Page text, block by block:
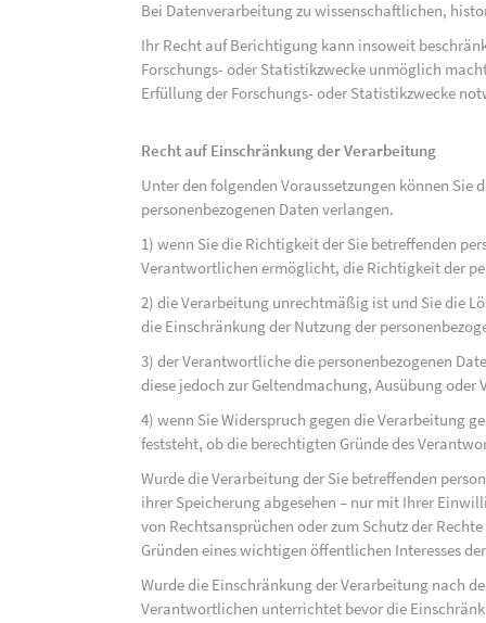
Bei Datenverarbeitung zu wissenschaftlichen,
Ihr Recht auf Berichtigung kann insoweit
Forschungs- oder Statistikzwecke unmöglich
Erfüllung der Forschungs- oder Statistikzwecke
Recht auf Einschränkung der Verarbeitung
Unter den folgenden Voraussetzungen können
personenbezogenen Daten verlangen.
1) wenn Sie die Richtigkeit der Sie betreffenden
Verantwortlichen ermöglicht, die Richtigkeit der
2) die Verarbeitung unrechtmäßig ist und Sie die
die Einschränkung der Nutzung der
3) der Verantwortliche die personenbezogenen
diese jedoch zur Geltendmachung, Ausübung
4) wenn Sie Widerspruch gegen die Verarbeitung
feststeht, ob die berechtigten Gründe des
Wurde die Verarbeitung der Sie betreffenden
ihrer Speicherung abgesehen – nur mit Ihrer
von Rechtsansprüchen oder zum Schutz der
Gründen eines wichtigen öffentlichen Interesses
Wurde die Einschränkung der Verarbeitung nach
Verantwortlichen unterrichtet bevor die